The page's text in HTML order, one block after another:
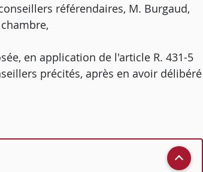
référendaires, M. Burgaud,
en application de l'article R. 431-5
précités, après en avoir délibéré